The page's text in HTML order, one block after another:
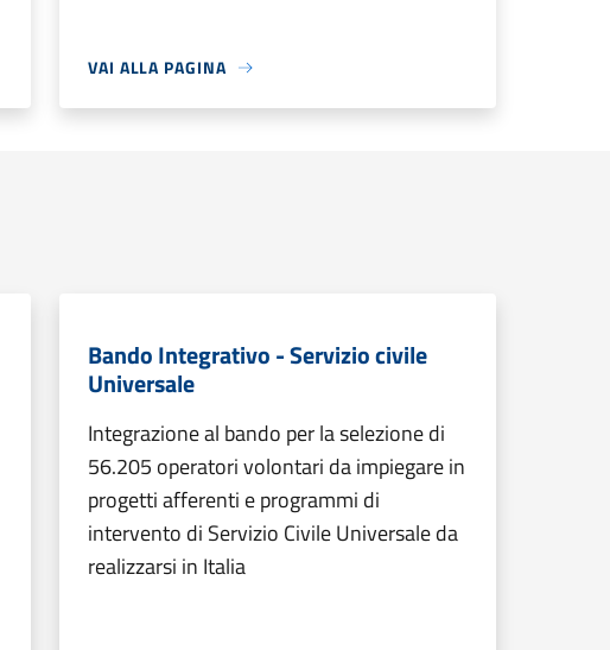
VAI ALLA PAGINA
Bando Integrativo - Servizio civile
Universale
Integrazione al bando per la selezione di
56.205 operatori volontari da impiegare in
progetti afferenti e programmi di
intervento di Servizio Civile Universale da
realizzarsi in Italia